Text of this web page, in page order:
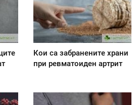
Кои са забранените храни
при ревматоиден артрит